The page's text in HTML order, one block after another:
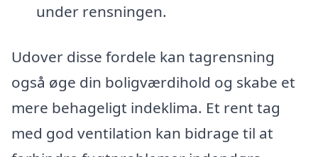
under rensningen.
Udover disse fordele kan tagrensning
også øge din boligværdihold og skabe et
mere behageligt indeklima. Et rent tag
med god ventilation kan bidrage til at